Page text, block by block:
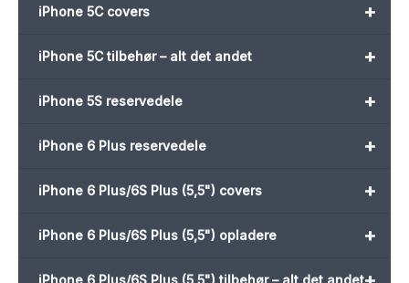
+
iPhone 5C covers
+
iPhone 5C tilbehør – alt det andet
+
iPhone 5S reservedele
+
iPhone 6 Plus reservedele
+
iPhone 6 Plus/6S Plus (5,5") covers
+
iPhone 6 Plus/6S Plus (5,5") opladere